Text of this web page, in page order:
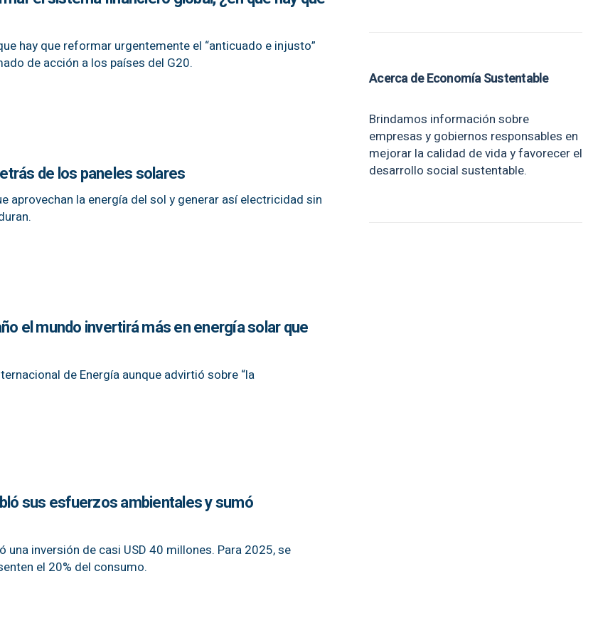
hay que reformar urgentemente el “anticuado e injusto”
de acción a los países del G20.
de los paneles solares
aprovechan la energía del sol y generar así electricidad sin
el mundo invertirá más en energía solar que
de Energía aunque advirtió sobre “la
sus esfuerzos ambientales y sumó
inversión de casi USD 40 millones. Para 2025, se
el 20% del consumo.
Acerca de Economía Sustentable
Brindamos información sobre
empresas y gobiernos responsables en
mejorar la calidad de vida y favorecer el
desarrollo social sustentable.